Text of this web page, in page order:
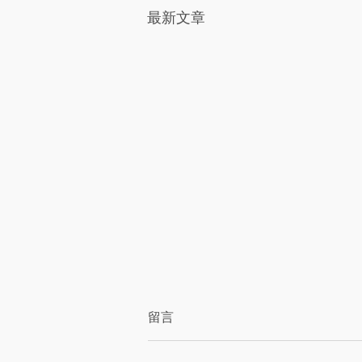
最新文章
香皂花可以放多久？保存方
留言